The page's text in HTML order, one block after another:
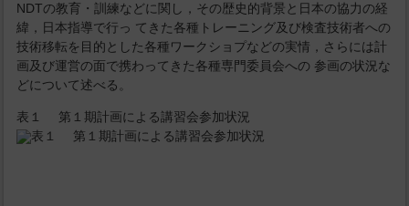
NDTの教育・訓練などに関し，その歴史的背景と日本の協力の経
緯，日本指導で行っ てきた各種トレーニング及び検査技術者への
技術移転を目的とした各種ワークショプなどの実情，さらには計
画及び運営の面で携わってきた各種専門委員会への 参画の状況な
どについて述べる。
表１ 第１期計画による講習会参加状況